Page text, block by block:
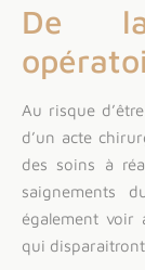
De
Au risque
d’un acte
des soins à
saignements
également voir
qui